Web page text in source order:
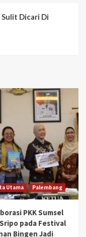
Dicari Di
Utama Palembang
PKK Sumsel
pada Festival
Bingen Jadi